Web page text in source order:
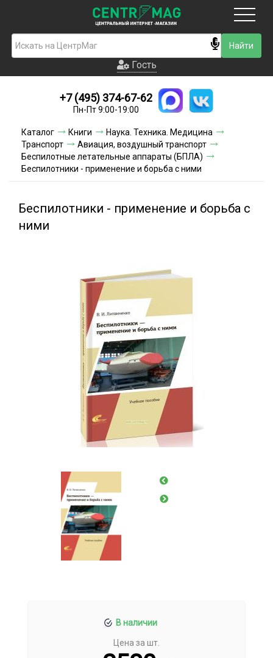
Гость
Новинки
Условия доставки
Условия оплаты
Акции и скидки
Гость
+7 (495) 374-67-62
Пн-Пт 9:00-19:00
Каталог Книги
Наука. Техника. Медицина
Транспорт
Авиация, воздушный транспорт
Беспилотные летательные аппараты (БПЛА)
Беспилотники - применение и борьба с ними
Беспилотники - применение и борьба с
ними
В наличии
Цена за шт.